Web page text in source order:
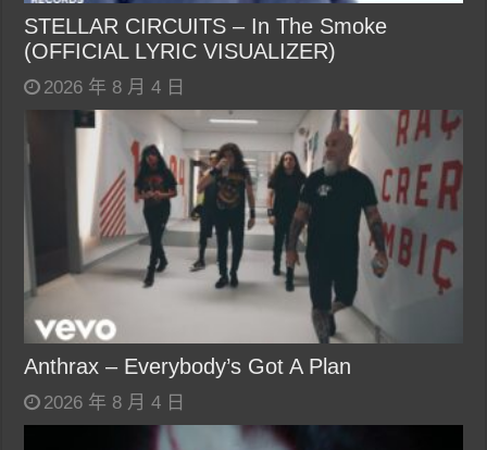
STELLAR CIRCUITS – In The Smoke
(OFFICIAL LYRIC VISUALIZER)
2026 年 8 月 4 日
Anthrax – Everybody’s Got A Plan
2026 年 8 月 4 日